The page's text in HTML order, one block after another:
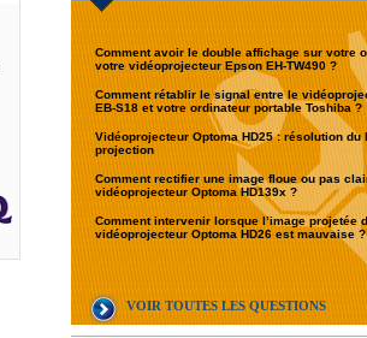
Comment avoir le double affichage sur votre
votre vidéoprojecteur Epson EH-TW490 ?
Comment rétablir le signal entre le
EB-S18 et votre ordinateur portable Toshiba ?
Vidéoprojecteur Optoma HD25 : résolution du
projection
Comment rectifier une image floue ou pas
vidéoprojecteur Optoma HD139x ?
Comment intervenir lorsque l’image projetée
vidéoprojecteur Optoma HD26 est mauvaise ?
VOIR TOUTES LES QUESTIONS